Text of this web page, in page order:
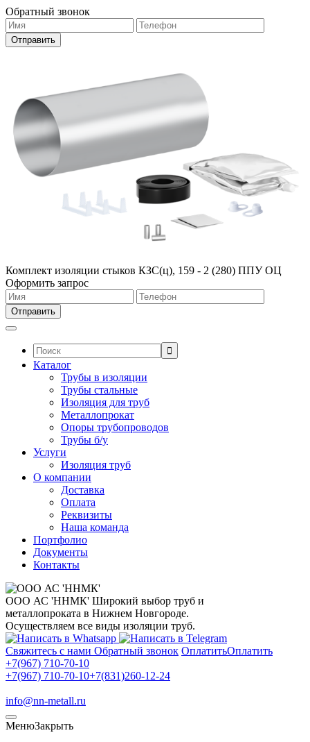
Обратный звонок
Комплект изоляции стыков КЗС(ц), 159 - 2 (280) ППУ ОЦ
Оформить запрос
Поиск:
Каталог
Трубы в изоляции
Трубы стальные
Изоляция для труб
Металлопрокат
Опоры трубопроводов
Трубы б/у
Услуги
Изоляция труб
О компании
Доставка
Оплата
Реквизиты
Наша команда
Портфолио
Документы
Контакты
ООО АС 'ННМК' Широкий выбор труб и
металлопроката в Нижнем Новгороде.
Осуществляем все виды изоляции труб.
Свяжитесь с нами Обратный звонок ОплатитьОплатить
+7(967) 710-70-10
+7(967) 710-70-10+7(831)260-12-24
info@nn-metall.ru
МенюЗакрыть